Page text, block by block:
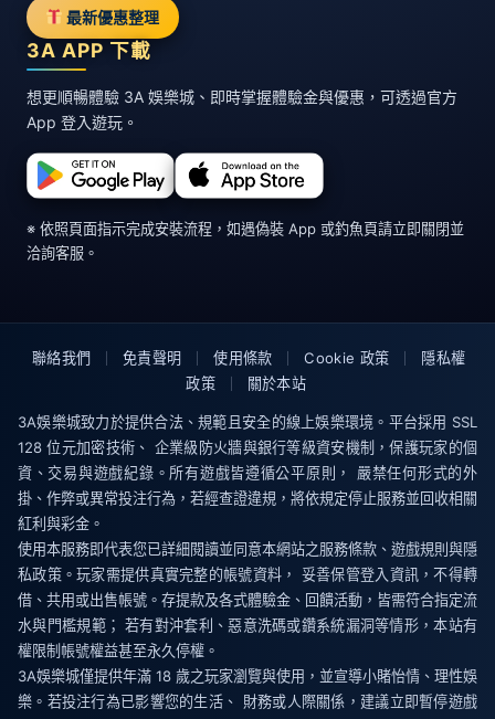
最新優惠整理
3A APP 下載
想更順暢體驗 3A 娛樂城、即時掌握體驗金與優惠，可透過官方
App 登入遊玩。
※ 依照頁面指示完成安裝流程，如遇偽裝 App 或釣魚頁請立即關閉並
洽詢客服。
聯絡我們 免責聲明 使用條款 Cookie 政策
隱私權
政策
關於本站
3A娛樂城致力於提供合法、規範且安全的線上娛樂環境。平台採用 SSL
128 位元加密技術、 企業級防火牆與銀行等級資安機制，保護玩家的個
資、交易與遊戲紀錄。所有遊戲皆遵循公平原則， 嚴禁任何形式的外
掛、作弊或異常投注行為，若經查證違規，將依規定停止服務並回收相關
紅利與彩金。
使用本服務即代表您已詳細閱讀並同意本網站之服務條款、遊戲規則與隱
私政策。玩家需提供真實完整的帳號資料， 妥善保管登入資訊，不得轉
借、共用或出售帳號。存提款及各式體驗金、回饋活動，皆需符合指定流
水與門檻規範； 若有對沖套利、惡意洗碼或鑽系統漏洞等情形，本站有
權限制帳號權益甚至永久停權。
3A娛樂城僅提供年滿 18 歲之玩家瀏覽與使用，並宣導小賭怡情、理性娛
樂。若投注行為已影響您的生活、 財務或人際關係，建議立即暫停遊戲